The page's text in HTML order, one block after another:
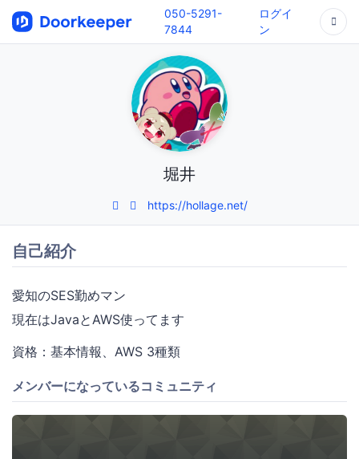
050-5291-
7844
ログイ
ン
堀井
https://hollage.net/
自己紹介
愛知のSES勤めマン
現在はJavaとAWS使ってます
資格：基本情報、AWS 3種類
メンバーになっているコミュニティ